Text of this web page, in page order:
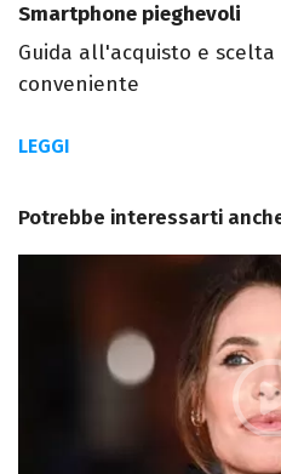
Smartphone pieghevoli
Guida all'acquisto e
conveniente
LEGGI
Potrebbe interessarti